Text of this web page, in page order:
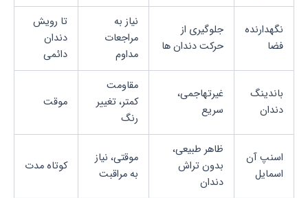
نگهدارنده
فضا
جلوگیری از
حرکت دندان ها
نیاز به
مراجعات
مداوم
تا رویش
دندان
دائمی
باندینگ
دندان
غیرتهاجمی،
سریع
مقاومت
کمتر، تغییر
رنگ
موقت
اسنپ آن
اسمایل
ظاهر طبیعی،
بدون تراش
دندان
موقتی، نیاز
به مراقبت
کوتاه مدت